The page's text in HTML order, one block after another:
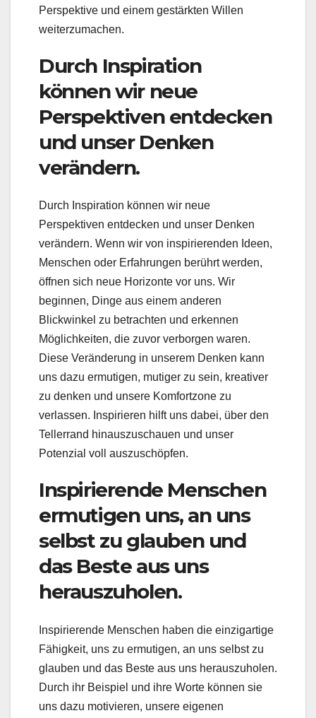
Perspektive und einem gestärkten Willen
weiterzumachen.
Durch Inspiration
können wir neue
Perspektiven entdecken
und unser Denken
verändern.
Durch Inspiration können wir neue
Perspektiven entdecken und unser Denken
verändern. Wenn wir von inspirierenden Ideen,
Menschen oder Erfahrungen berührt werden,
öffnen sich neue Horizonte vor uns. Wir
beginnen, Dinge aus einem anderen
Blickwinkel zu betrachten und erkennen
Möglichkeiten, die zuvor verborgen waren.
Diese Veränderung in unserem Denken kann
uns dazu ermutigen, mutiger zu sein, kreativer
zu denken und unsere Komfortzone zu
verlassen. Inspirieren hilft uns dabei, über den
Tellerrand hinauszuschauen und unser
Potenzial voll auszuschöpfen.
Inspirierende Menschen
ermutigen uns, an uns
selbst zu glauben und
das Beste aus uns
herauszuholen.
Inspirierende Menschen haben die einzigartige
Fähigkeit, uns zu ermutigen, an uns selbst zu
glauben und das Beste aus uns herauszuholen.
Durch ihr Beispiel und ihre Worte können sie
uns dazu motivieren, unsere eigenen